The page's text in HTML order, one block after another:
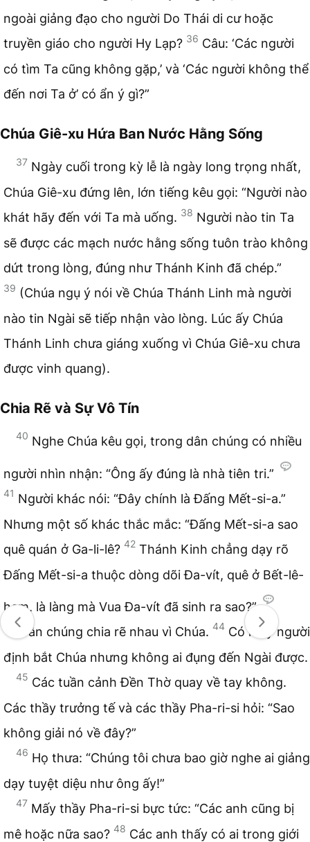
ngoài giảng đạo cho người Do Thái di cư hoặc
truyền giáo cho người Hy Lạp? 36 Câu: ‘Các người
có tìm Ta cũng không gặp,’ và ‘Các người không thể
đến nơi Ta ở’ có ẩn ý gì?”
Chúa Giê-xu Hứa Ban Nước Hằng Sống
37 Ngày cuối trong kỳ lễ là ngày long trọng nhất,
Chúa Giê-xu đứng lên, lớn tiếng kêu gọi: “Người nào
khát hãy đến với Ta mà uống. 38 Người nào tin Ta
sẽ được các mạch nước hằng sống tuôn trào không
dứt trong lòng, đúng như Thánh Kinh đã chép.”
39 (Chúa ngụ ý nói về Chúa Thánh Linh mà người
nào tin Ngài sẽ tiếp nhận vào lòng. Lúc ấy Chúa
Thánh Linh chưa giáng xuống vì Chúa Giê-xu chưa
được vinh quang).
Chia Rẽ và Sự Vô Tín
40 Nghe Chúa kêu gọi, trong dân chúng có nhiều
người nhìn nhận: “Ông ấy đúng là nhà tiên tri.”
41 Người khác nói: “Đây chính là Đấng Mết-si-a.”
Nhưng một số khác thắc mắc: “Đấng Mết-si-a sao
quê quán ở Ga-li-lê? 42 Thánh Kinh chẳng dạy rõ
Đấng Mết-si-a thuộc dòng dõi Đa-vít, quê ở Bết-lê-
hem, là làng mà Vua Đa-vít đã sinh ra sao?”
43 Dân chúng chia rẽ nhau vì Chúa. 44 Có mấy người
định bắt Chúa nhưng không ai đụng đến Ngài được.
45 Các tuần cảnh Đền Thờ quay về tay không.
Các thầy trưởng tế và các thầy Pha-ri-si hỏi: “Sao
không giải nó về đây?”
46 Họ thưa: “Chúng tôi chưa bao giờ nghe ai giảng
dạy tuyệt diệu như ông ấy!”
47 Mấy thầy Pha-ri-si bực tức: “Các anh cũng bị
mê hoặc nữa sao? 48 Các anh thấy có ai trong giới